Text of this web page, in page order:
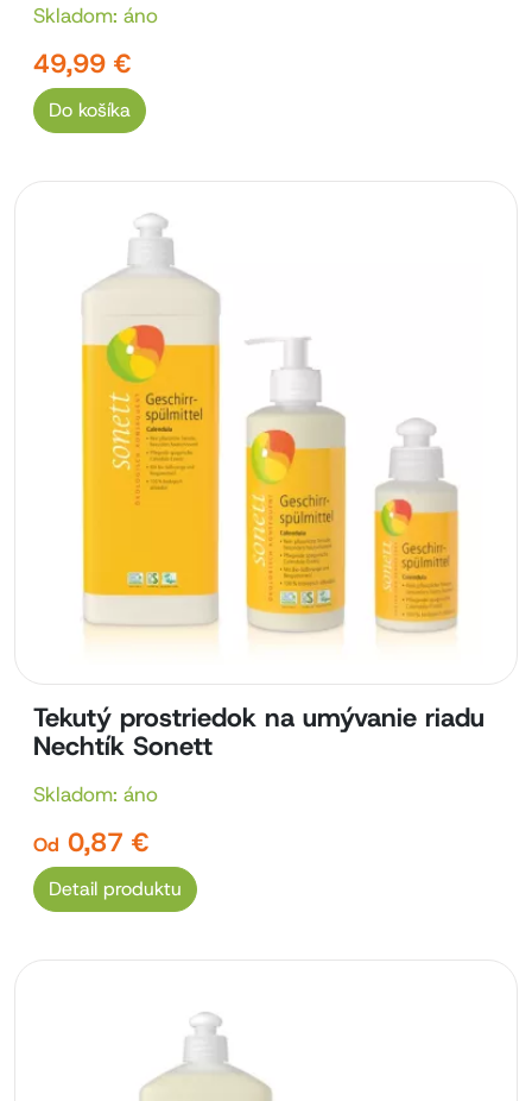
Skladom: áno
49,99 €
Do košíka
Tekutý prostriedok na umývanie riadu
Nechtík Sonett
Skladom: áno
Od 0,87 €
Detail produktu